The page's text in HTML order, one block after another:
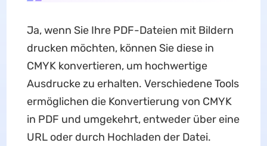
Ja, wenn Sie Ihre PDF-Dateien mit Bildern
drucken möchten, können Sie diese in
CMYK konvertieren, um hochwertige
Ausdrucke zu erhalten. Verschiedene Tools
ermöglichen die Konvertierung von CMYK
in PDF und umgekehrt, entweder über eine
URL oder durch Hochladen der Datei.